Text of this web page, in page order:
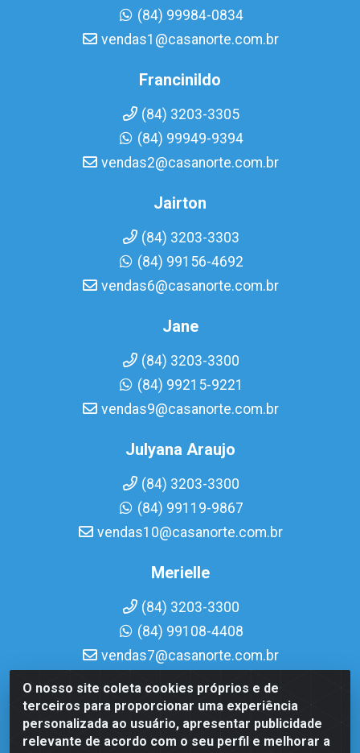
O nosso site coleta cookies próprios e de
terceiros para proporcionar uma experiência
personalizada ao usuário, apresentar publicidade
relevante de acordo com o seu perfil e melhorar a
(84) 99984-0834
vendas1@casanorte.com.br
Francinildo
(84) 3203-3305
(84) 99949-9394
vendas2@casanorte.com.br
Jairton
(84) 3203-3303
(84) 99156-4692
vendas6@casanorte.com.br
Jane
(84) 3203-3300
(84) 99215-9221
vendas9@casanorte.com.br
Julyana Araujo
(84) 3203-3300
(84) 99119-9867
vendas10@casanorte.com.br
Merielle
(84) 3203-3300
(84) 99108-4408
vendas7@casanorte.com.br
Casa Norte LTDA - Av. Interventor Mário Câmara, 1815 -
Dix-Sept Rosado, Natal/RN - CEP 59054-600 - CNPJ
08.713.513/0001-51